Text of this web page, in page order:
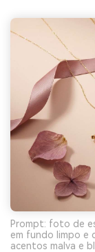
Prompt: foto de
em fundo limpo e
acentos malva e